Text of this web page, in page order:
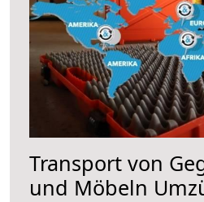
Transport von
und Möbeln